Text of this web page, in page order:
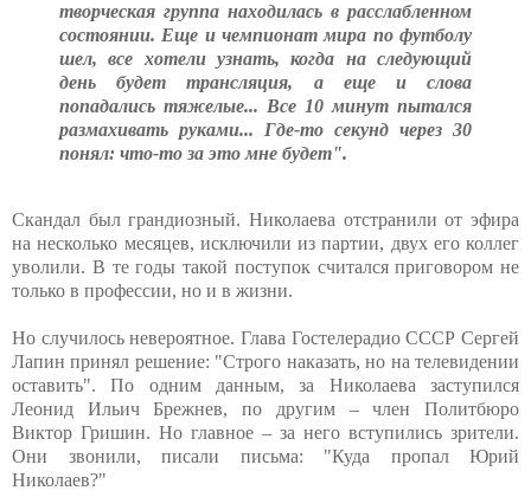
творческая группа находилась в расслабленном
состоянии. Еще и чемпионат мира по футболу
шел, все хотели узнать, когда на следующий
день будет трансляция, а еще и слова
попадались тяжелые... Все 10 минут пытался
размахивать руками... Где-то секунд через 30
понял: что-то за это мне будет".
Скандал был грандиозный. Николаева отстранили от эфира
на несколько месяцев, исключили из партии, двух его коллег
уволили. В те годы такой поступок считался приговором не
только в профессии, но и в жизни.
Но случилось невероятное. Глава Гостелерадио СССР Сергей
Лапин принял решение: "Строго наказать, но на телевидении
оставить". По одним данным, за Николаева заступился
Леонид Ильич Брежнев, по другим – член Политбюро
Виктор Гришин. Но главное – за него вступились зрители.
Они звонили, писали письма: "Куда пропал Юрий
Николаев?"